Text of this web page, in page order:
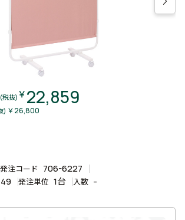
(税抜) ￥22,859
) ￥26,800
発注コード 706-6227
発注単位 1台 入数 -